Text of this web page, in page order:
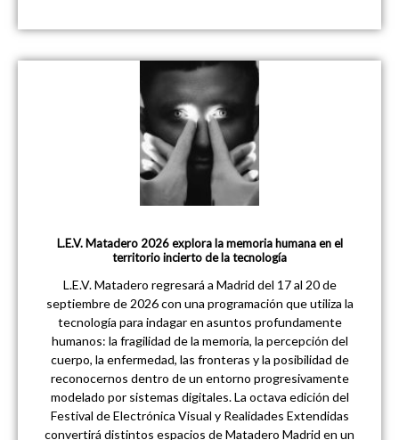
L.E.V. Matadero 2026 explora la memoria humana en el
territorio incierto de la tecnología
L.E.V. Matadero regresará a Madrid del 17 al 20 de
septiembre de 2026 con una programación que utiliza la
tecnología para indagar en asuntos profundamente
humanos: la fragilidad de la memoria, la percepción del
cuerpo, la enfermedad, las fronteras y la posibilidad de
reconocernos dentro de un entorno progresivamente
modelado por sistemas digitales. La octava edición del
Festival de Electrónica Visual y Realidades Extendidas
convertirá distintos espacios de Matadero Madrid en un